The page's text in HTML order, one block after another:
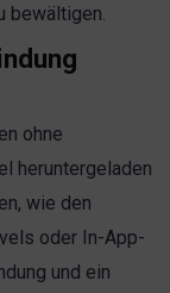
bewältigen.
ohne
heruntergeladen
wie den
oder In-App-
und ein